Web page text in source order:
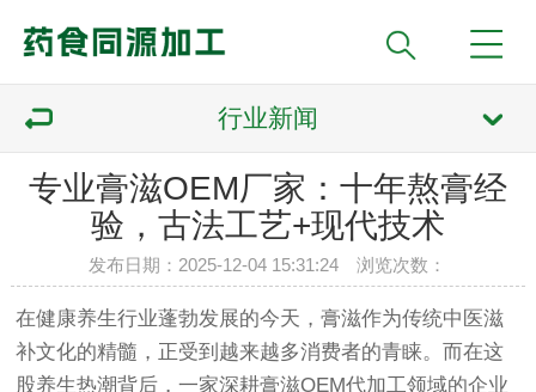
行业新闻
专业膏滋OEM厂家：十年熬膏经
验，古法工艺+现代技术
发布日期：2025-12-04 15:31:24 浏览次数：
在健康养生行业蓬勃发展的今天，膏滋作为传统中医滋
补文化的精髓，正受到越来越多消费者的青睐。而在这
股养生热潮背后，一家深耕膏滋OEM代加工领域的企业